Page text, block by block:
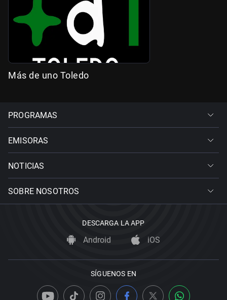
Más de uno Toledo
PROGRAMAS
EMISORAS
NOTICIAS
SOBRE NOSOTROS
DESCARGA LA APP
Android iOS
SÍGUENOS EN